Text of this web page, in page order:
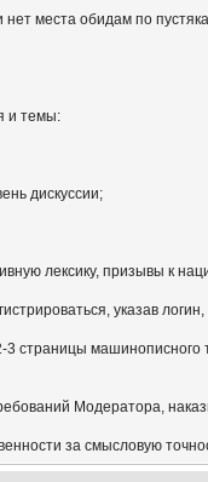
места обидам по
и темы:
дискуссии;
лексику, призывы к
указав
машинописного
Модератора,
за смысловую